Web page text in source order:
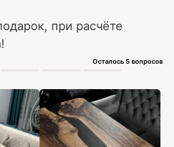
при расчёте
Осталось 5 вопросов